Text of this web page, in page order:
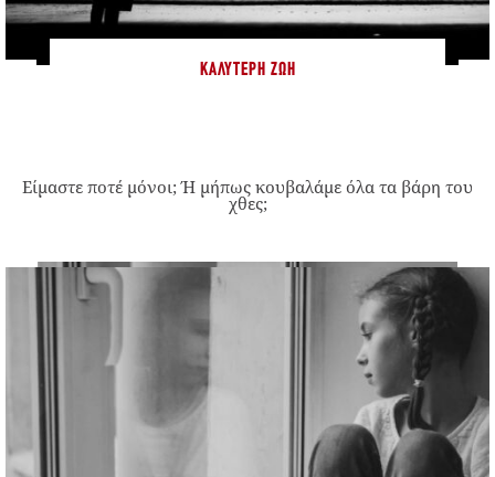
ΚΑΛΎΤΕΡΗ ΖΩΉ
Είμαστε ποτέ μόνοι; Ή μήπως κουβαλάμε όλα τα βάρη του
χθες;